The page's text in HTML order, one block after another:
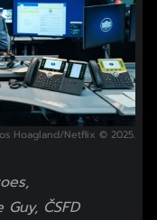
Hoagland/Netflix © 2025.
ČSFD